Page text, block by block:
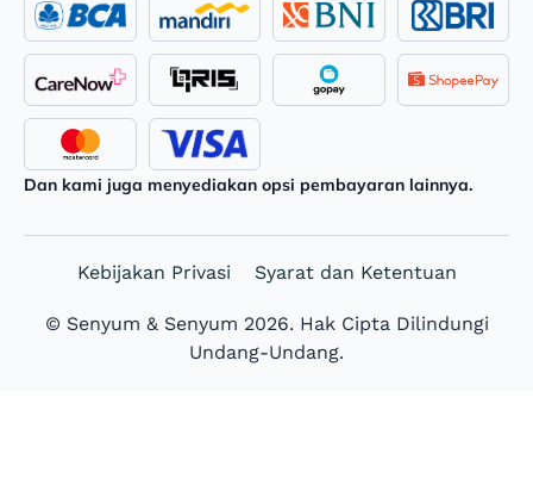
Dan kami juga menyediakan opsi pembayaran lainnya.
© Senyum & Senyum 2026. Hak Cipta Dilindungi
Undang-Undang.
Kebijakan Privasi Syarat dan Ketentuan